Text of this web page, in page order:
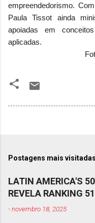
empreendedorismo.
Paula Tissot ainda
apoiadas em
aplicadas.
Postagens mais
LATIN AMERICA'S
REVELA RANKING
-novembro 18, 2025